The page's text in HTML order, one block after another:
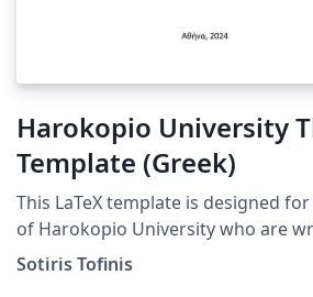
Harokopio University
Template (Greek)
This LaTeX template is designed
of Harokopio University who are
thesis. (HUA Athens, Greece)
Sotiris Tofinis